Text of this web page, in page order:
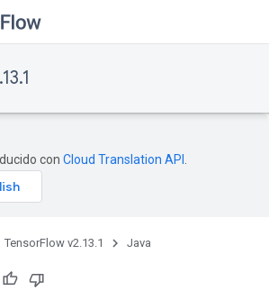
con Cloud Translation API
TensorFlow v2.13.1 Java